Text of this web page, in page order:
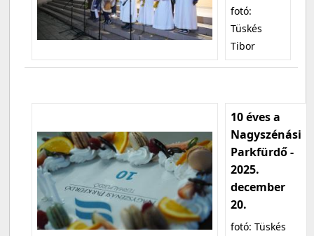
fotó:
Tüskés
Tibor
10 éves a
Nagyszénási
Parkfürdő -
2025.
december
20.
fotó: Tüskés